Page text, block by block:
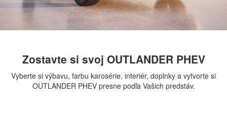
Zostavte si svoj OUTLANDER PHEV
Vyberte si výbavu, farbu karosérie, interiér, doplnky a vytvorte si
OUTLANDER PHEV presne podľa Vašich predstáv.